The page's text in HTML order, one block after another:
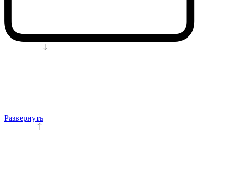
Развернуть